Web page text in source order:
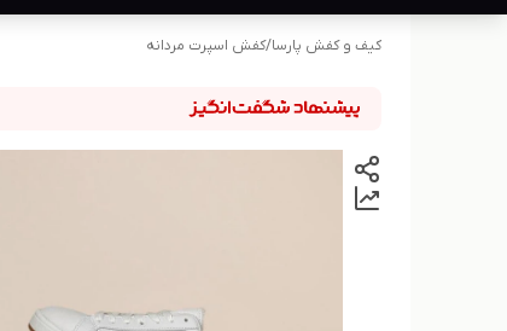
کیف و کفش پارسا/کفش اسپرت مردانه